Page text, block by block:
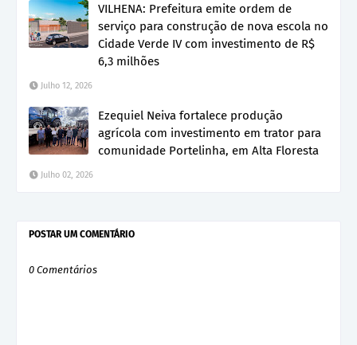
VILHENA: Prefeitura emite ordem de
serviço para construção de nova escola no
Cidade Verde IV com investimento de R$
6,3 milhões
Julho 12, 2026
Ezequiel Neiva fortalece produção
agrícola com investimento em trator para
comunidade Portelinha, em Alta Floresta
Julho 02, 2026
POSTAR UM COMENTÁRIO
0 Comentários